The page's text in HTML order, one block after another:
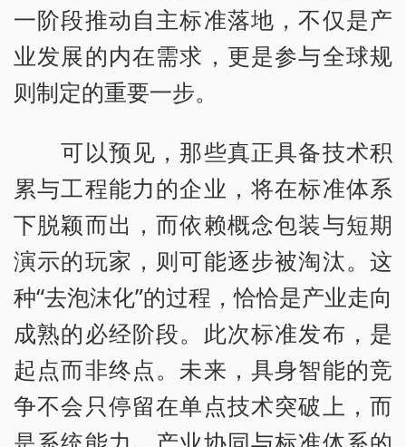
一阶段推动自主标准落地，不仅是产
业发展的内在需求，更是参与全球规
则制定的重要一步。
可以预见，那些真正具备技术积
累与工程能力的企业，将在标准体系
下脱颖而出，而依赖概念包装与短期
演示的玩家，则可能逐步被淘汰。这
种“去泡沫化”的过程，恰恰是产业走向
成熟的必经阶段。此次标准发布，是
起点而非终点。未来，具身智能的竞
争不会只停留在单点技术突破上，而